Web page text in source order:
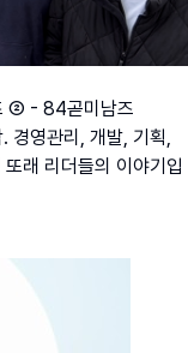
② - 84곧미남즈
경영관리, 개발, 기획,
래 리더들의 이야기입